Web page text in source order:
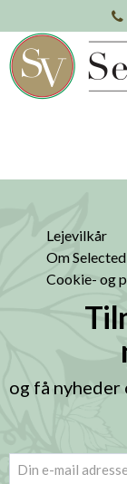
Lejevilkår
Om
Cookie- og
og få